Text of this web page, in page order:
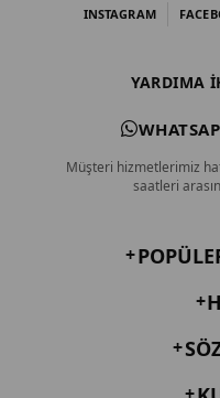
INSTAGRAM
YARDIMA
Müşteri hizmetlerimiz
saatleri